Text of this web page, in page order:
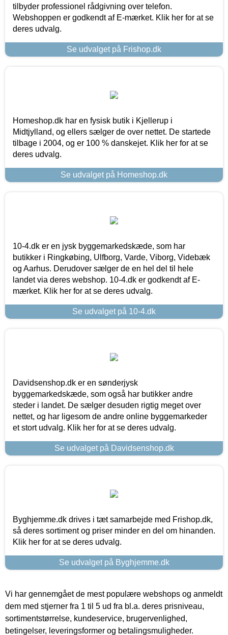
tilbyder professionel rådgivning over telefon.
Webshoppen er godkendt af E-mærket. Klik her for at se
deres udvalg.
Se udvalget på Frishop.dk
Homeshop.dk har en fysisk butik i Kjellerup i
Midtjylland, og ellers sælger de over nettet. De startede
tilbage i 2004, og er 100 % danskejet. Klik her for at se
deres udvalg.
Se udvalget på Homeshop.dk
10-4.dk er en jysk byggemarkedskæde, som har
butikker i Ringkøbing, Ulfborg, Varde, Viborg, Videbæk
og Aarhus. Derudover sælger de en hel del til hele
landet via deres webshop. 10-4.dk er godkendt af E-
mærket. Klik her for at se deres udvalg.
Se udvalget på 10-4.dk
Davidsenshop.dk er en sønderjysk
byggemarkedskæde, som også har butikker andre
steder i landet. De sælger desuden rigtig meget over
nettet, og har ligesom de andre online byggemarkeder
et stort udvalg. Klik her for at se deres udvalg.
Se udvalget på Davidsenshop.dk
Byghjemme.dk drives i tæt samarbejde med Frishop.dk,
så deres sortiment og priser minder en del om hinanden.
Klik her for at se deres udvalg.
Se udvalget på Byghjemme.dk
Vi har gennemgået de mest populære webshops og anmeldt
dem med stjerner fra 1 til 5 ud fra bl.a. deres prisniveau,
sortimentstørrelse, kundeservice, brugervenlighed,
betingelser, leveringsformer og betalingsmuligheder.